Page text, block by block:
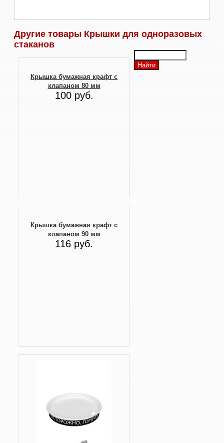
Другие товары Крышки для одноразовых
стаканов
Крышка бумажная крафт с
клапаном 80 мм
100 руб.
Крышка бумажная крафт с
клапаном 90 мм
116 руб.